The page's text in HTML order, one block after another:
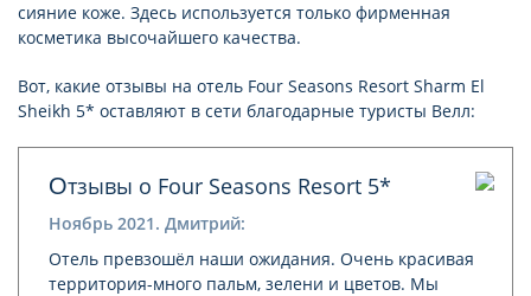
сияние коже. Здесь используется только фирменная
косметика высочайшего качества.
Вот, какие отзывы на отель Four Seasons Resort Sharm El
Sheikh 5* оставляют в сети благодарные туристы Велл:
Отзывы о Four Seasons Resort 5*
Ноябрь 2021. Дмитрий:
Отель превзошёл наши ожидания. Очень красивая
территория-много пальм, зелени и цветов. Мы